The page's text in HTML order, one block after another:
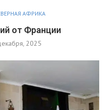
АФРИКА
от Франции
2025